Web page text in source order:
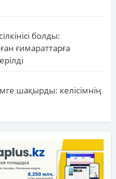
болды:
ғимараттарға
шақырды: келісімнің